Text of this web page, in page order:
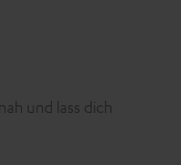
und lass dich